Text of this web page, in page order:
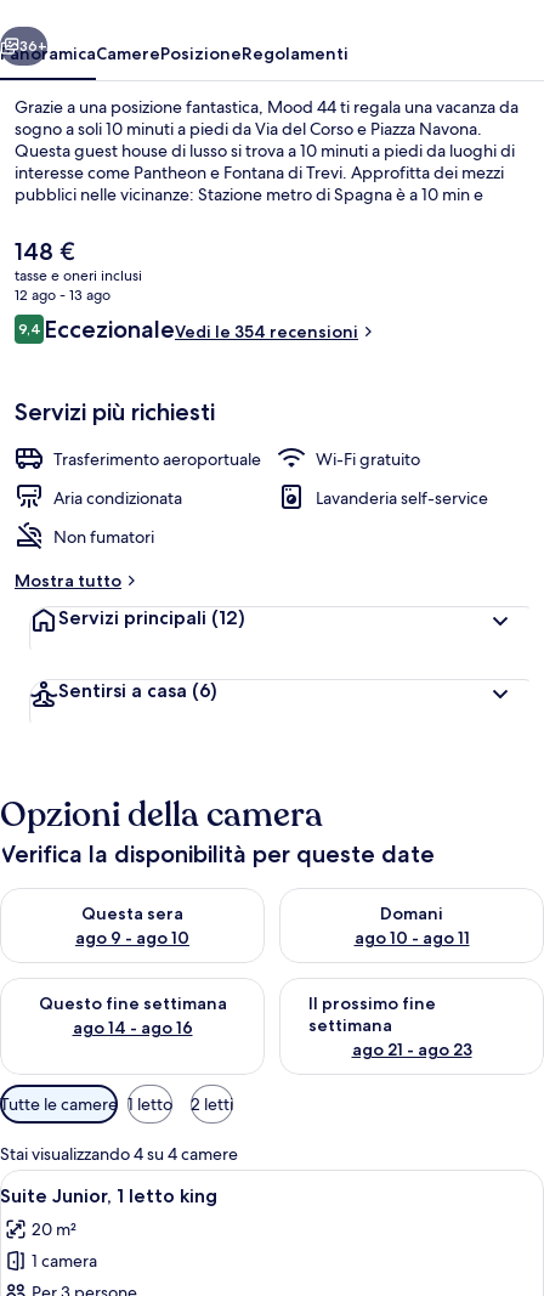
Avanti
36+
PanoramicaCamerePosizioneRegolamenti
Grazie a una posizione fantastica, Mood 44 ti regala una vacanza da
sogno a soli 10 minuti a piedi da Via del Corso e Piazza Navona.
Questa guest house di lusso si trova a 10 minuti a piedi da luoghi di
interesse come Pantheon e Fontana di Trevi. Approfitta dei mezzi
pubblici nelle vicinanze: Stazione metro di Spagna è a 10 min e
Il
prezzo
attuale
è
148 €
148 €
tasse e oneri inclusi
12 ago - 13 ago
Recensioni
9,49,4 su 10
EccezionaleVedi le 354 recensioni
Servizi più richiesti
Trasferimento aeroportuale
Wi-Fi gratuito
Aria condizionata
Lavanderia self-service
Non fumatori
Mostra tutto
Servizi principali (12)
Sentirsi a casa (6)
Opzioni della camera
Verifica la disponibilità per queste date
Questa sera
ago 9 - ago 10
Verifica la disponibilità per questa sera, ago 9 - ago 10
Domani
ago 10 - ago 11
Verifica la disponibilità per
Questo fine settimana
ago 14 - ago 16
Verifica la disponibilità per questo fine settimana, ago 14 -
Il prossimo fine
settimana
ago 21 - ago 23
Verifica la disponibilità per il
Filtri
disponibili
per
le
camere
Tutte le camere 1 letto 2 letti
Stai visualizzando 4 su 4 camere
Apri
tutte
le
foto
Una camera d'albergo moderna con
5
Suite Junior, 1 letto king
20 m²
1 camera